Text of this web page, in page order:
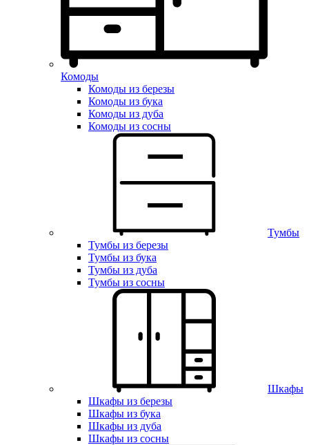
Комоды
Комоды из березы
Комоды из бука
Комоды из дуба
Комоды из сосны
Тумбы
Тумбы из березы
Тумбы из бука
Тумбы из дуба
Тумбы из сосны
Шкафы
Шкафы из березы
Шкафы из бука
Шкафы из дуба
Шкафы из сосны